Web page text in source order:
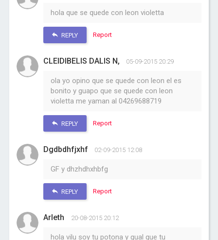
hola que se quede con leon violetta
REPLY Report
CLEIDIBELIS DALIS N, 05-09-2015 20:29
ola yo opino que se quede con leon el es
bonito y guapo que se quede con leon
violetta me yaman al 04269688719
REPLY Report
Dgdbdhfjxhf 02-09-2015 12:08
GF y dhzhdhxhbfg
REPLY Report
Arleth 20-08-2015 20:12
hola vilu soy tu potona y gual que tu